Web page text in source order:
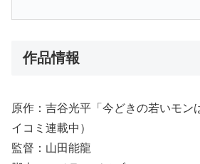
作品情報
原作：吉谷光平「今どきの若いモン
イコミ連載中）
監督：山田能龍